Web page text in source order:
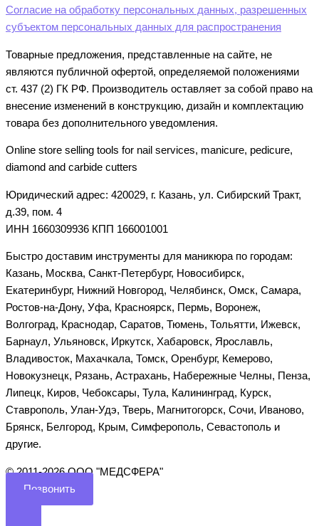
Согласие на обработку персональных данных, разрешенных
субъектом персональных данных для распространения
Товарные предложения, представленные на сайте, не
являются публичной офертой, определяемой положениями
ст. 437 (2) ГК РФ. Производитель оставляет за собой право на
внесение изменений в конструкцию, дизайн и комплектацию
товара без дополнительного уведомления.
Online store selling tools for nail services, manicure, pedicure,
diamond and carbide cutters
Юридический адрес: 420029, г. Казань, ул. Сибирский Тракт,
д.39, пом. 4
ИНН 1660309936 КПП 166001001
Быстро доставим инструменты для маникюра по городам:
Казань, Москва, Санкт-Петербург, Новосибирск,
Екатеринбург, Нижний Новгород, Челябинск, Омск, Самара,
Ростов-на-Дону, Уфа, Красноярск, Пермь, Воронеж,
Волгоград, Краснодар, Саратов, Тюмень, Тольятти, Ижевск,
Барнаул, Ульяновск, Иркутск, Хабаровск, Ярославль,
Владивосток, Махачкала, Томск, Оренбург, Кемерово,
Новокузнецк, Рязань, Астрахань, Набережные Челны, Пенза,
Липецк, Киров, Чебоксары, Тула, Калининград, Курск,
Ставрополь, Улан-Удэ, Тверь, Магнитогорск, Сочи, Иваново,
Брянск, Белгород, Крым, Симферополь, Севастополь и
другие.
©️ 2011-2026 ООО "МЕДСФЕРА"
Позвонить